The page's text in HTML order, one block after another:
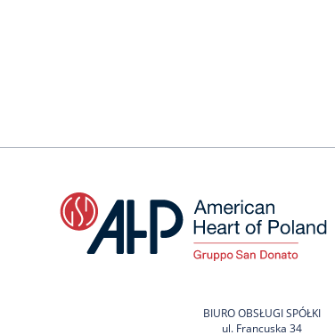
BIURO OBSŁUGI SPÓŁKI
ul. Francuska 34